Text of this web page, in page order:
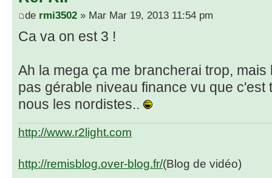
de rmi3502 » Mar Mar 19, 2013 11:54 pm
Ca va on est 3 !
Ah la mega ça me brancherai trop,
pas gérable niveau finance vu que c'est
nous les nordistes..
http://www.r2light.com
http://remisblog.over-blog.fr/(Blog de vidéo)